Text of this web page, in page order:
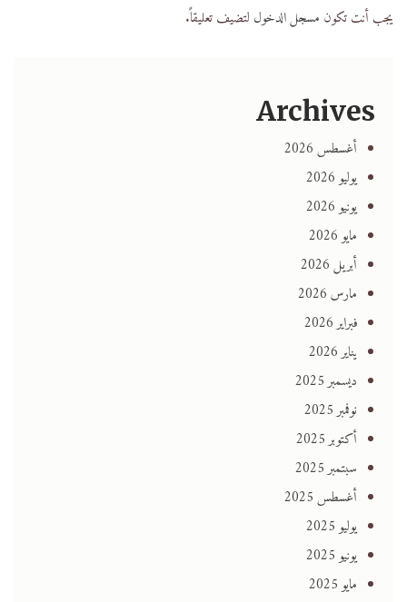
يجب أنت تكون مسجل الدخول لتضيف تعليقاً.
Archives
أغسطس 2026
يوليو 2026
يونيو 2026
مايو 2026
أبريل 2026
مارس 2026
فبراير 2026
يناير 2026
ديسمبر 2025
نوفمبر 2025
أكتوبر 2025
سبتمبر 2025
أغسطس 2025
يوليو 2025
يونيو 2025
مايو 2025